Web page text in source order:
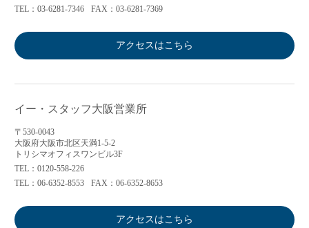
TEL：03-6281-7346
FAX：03-6281-7369
アクセスはこちら
イー・スタッフ大阪営業所
〒530-0043
大阪府大阪市北区天満1-5-2
トリシマオフィスワンビル3F
TEL：0120-558-226
TEL：06-6352-8553
FAX：06-6352-8653
アクセスはこちら